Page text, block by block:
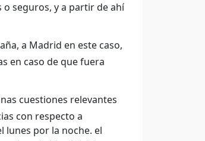
o seguros, y a partir de ahí
a Madrid en este caso,
en caso de que fuera
cuestiones relevantes
con respecto a
lunes por la noche. el